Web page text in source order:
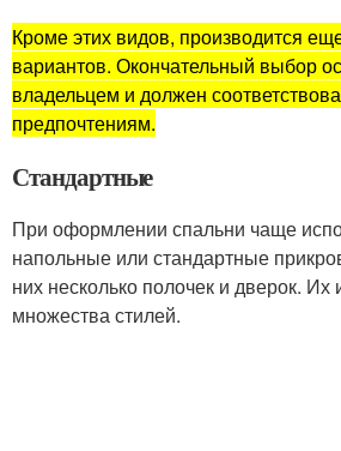
Кроме этих видов, производится
вариантов. Окончательный выбор
владельцем и должен
предпочтениям.
Стандартные
При оформлении спальни чаще
напольные или стандартные
них несколько полочек и дверок. Их
множества стилей.